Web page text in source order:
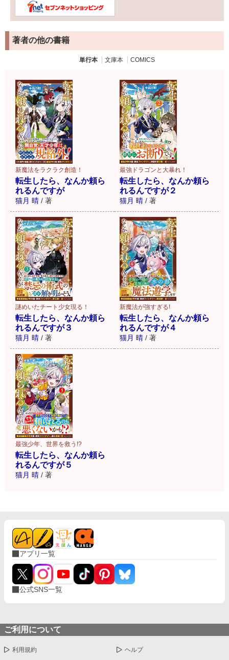
著者の他の書籍
単行本 文庫本 COMICS
新魔法をラクラク創造！
転生したら、なんか頼ら
れるんですが
猫月 晴 / 著
最強ドラゴンと大暴れ！
転生したら、なんか頼ら
れるんですが２
猫月 晴 / 著
謎めいたチート少女現る！
転生したら、なんか頼ら
れるんですが３
猫月 晴 / 著
新魔法が強すぎる!
転生したら、なんか頼ら
れるんですが４
猫月 晴 / 著
最強少年、世界を救う!?
転生したら、なんか頼ら
れるんですが５
猫月 晴 / 著
アプリ一覧
公式SNS一覧
ご利用について
利用規約 ヘルプ